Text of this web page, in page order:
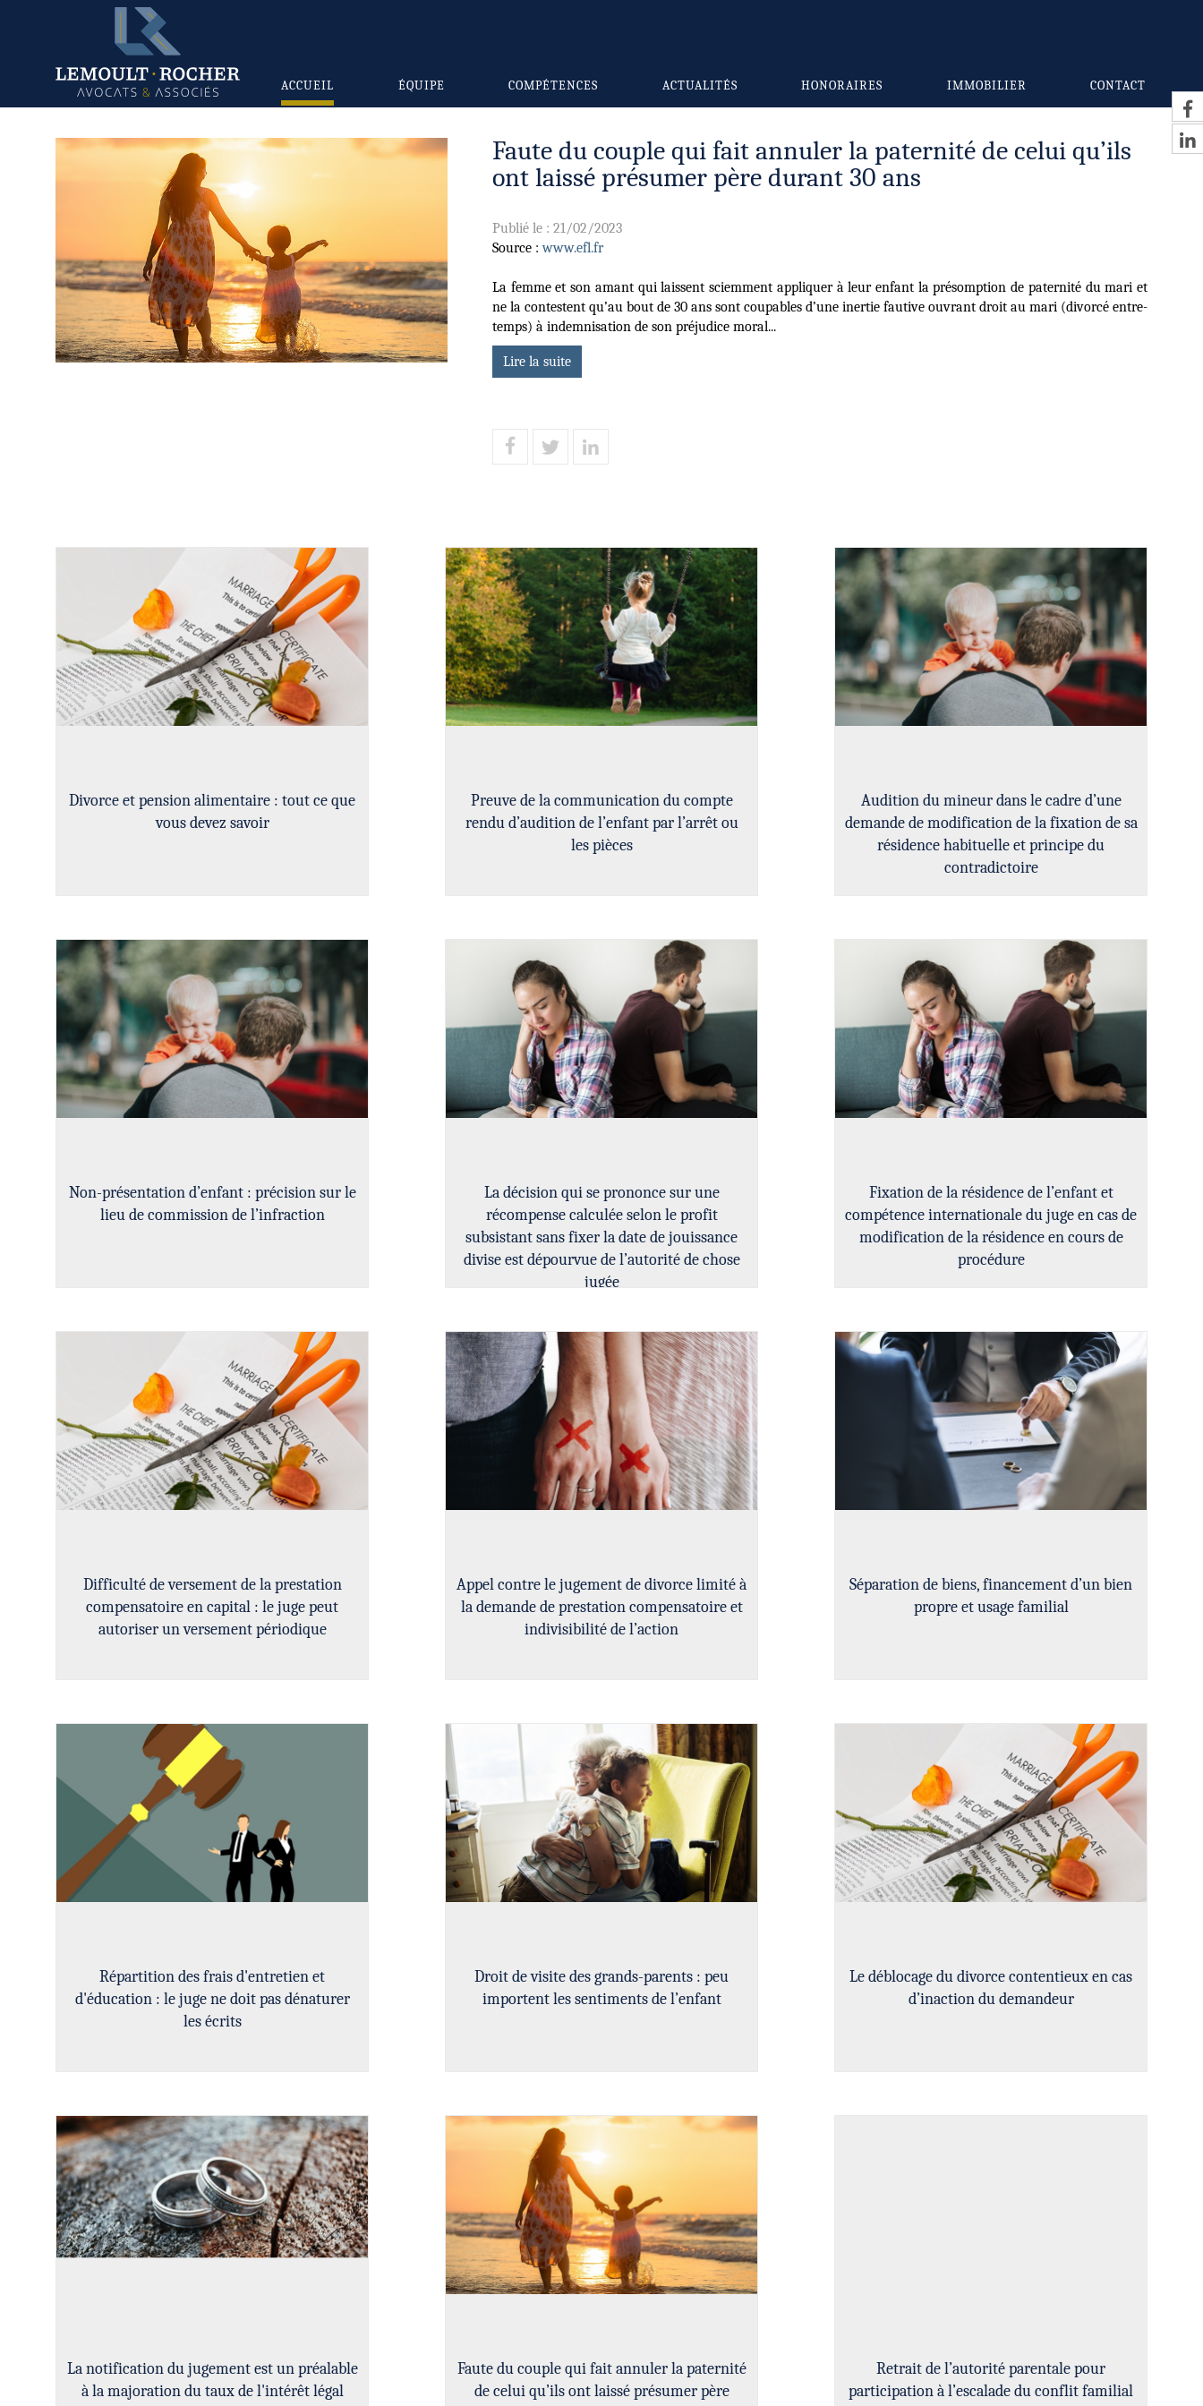
ACCUEIL ÉQUIPE COMPÉTENCES ACTUALITÉS HONORAIRES IMMOBILIER CONTACT
Faute du couple qui fait annuler la paternité de celui qu’ils
ont laissé présumer père durant 30 ans
Publié le : 21/02/2023
Source :www.efl.fr
La femme et son amant qui laissent sciemment appliquer à leur enfant la présomption de paternité du mari et
ne la contestent qu’au bout de 30 ans sont coupables d’une inertie fautive ouvrant droit au mari (divorcé entre-
temps) à indemnisation de son préjudice moral...
Lire la suite
Divorce et pension alimentaire : tout ce que
vous devez savoir
Preuve de la communication du compte
rendu d’audition de l’enfant par l’arrêt ou
les pièces
Audition du mineur dans le cadre d’une
demande de modification de la fixation de sa
résidence habituelle et principe du
contradictoire
Non-présentation d’enfant : précision sur le
lieu de commission de l’infraction
La décision qui se prononce sur une
récompense calculée selon le profit
subsistant sans fixer la date de jouissance
divise est dépourvue de l’autorité de chose
jugée
Fixation de la résidence de l’enfant et
compétence internationale du juge en cas de
modification de la résidence en cours de
procédure
Difficulté de versement de la prestation
compensatoire en capital : le juge peut
autoriser un versement périodique
Appel contre le jugement de divorce limité à
la demande de prestation compensatoire et
indivisibilité de l’action
Séparation de biens, financement d’un bien
propre et usage familial
Répartition des frais d'entretien et
d'éducation : le juge ne doit pas dénaturer
les écrits
Droit de visite des grands-parents : peu
importent les sentiments de l’enfant
Le déblocage du divorce contentieux en cas
d’inaction du demandeur
La notification du jugement est un préalable
à la majoration du taux de l'intérêt légal
Faute du couple qui fait annuler la paternité
de celui qu’ils ont laissé présumer père
Retrait de l’autorité parentale pour
participation à l’escalade du conflit familial